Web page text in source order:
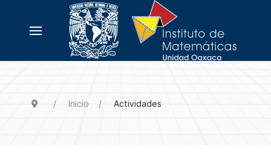
Inicio Actividades